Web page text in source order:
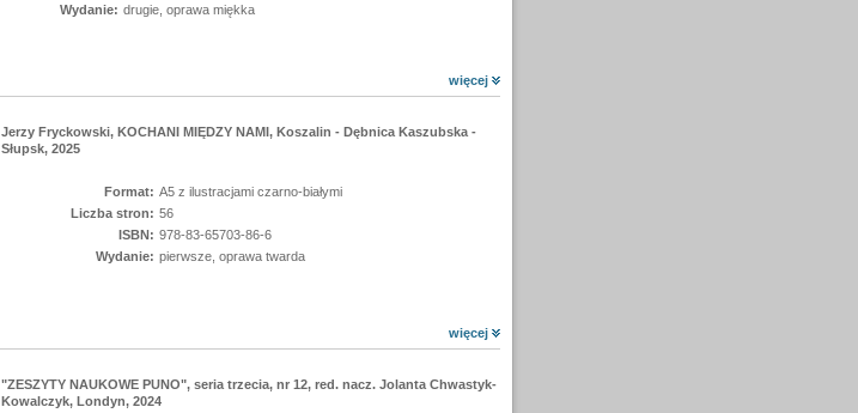
Wydanie: drugie, oprawa miękka
więcej
Jerzy Fryckowski, KOCHANI MIĘDZY NAMI, Koszalin - Dębnica Kaszubska -
Słupsk, 2025
Format: A5 z ilustracjami czarno-białymi
Liczba stron: 56
ISBN: 978-83-65703-86-6
Wydanie: pierwsze, oprawa twarda
więcej
"ZESZYTY NAUKOWE PUNO", seria trzecia, nr 12, red. nacz. Jolanta Chwastyk-
Kowalczyk, Londyn, 2024